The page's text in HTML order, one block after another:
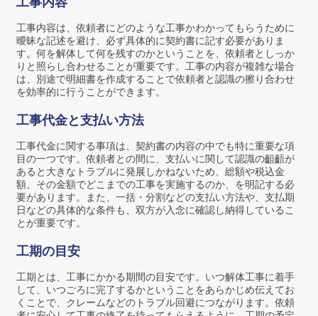
工事内容は、依頼者にどのような工事かわかってもらうために
曖昧な記述を避け、必ず具体的に契約書に記す必要がありま
す。何を解体して何を残すのかということを、依頼者としっか
りと照らし合わせることが重要です。工事の内容が複雑な場合
は、別途で明細書を作成することで依頼者と認識の擦り合わせ
を効率的に行うことができます。
工事代金と支払い方法
工事代金に関する事項は、契約書の内容の中でも特に重要な項
目の一つです。依頼者との間に、支払いに関して認識の齟齬が
あると大きなトラブルに発展しかねないため、総額や税込金
額、その金額でどこまでの工事を実施するのか、を明記する必
要があります。また、一括・分割などの支払い方法や、支払期
日などの具体的な条件も、双方が入念に確認し納得しているこ
とが重要です。
工期の目安
工期とは、工事にかかる期間の目安です。いつ解体工事に着手
して、いつごろに完了するかということをあらかじめ伝えてお
くことで、クレームなどのトラブル回避につながります。依頼